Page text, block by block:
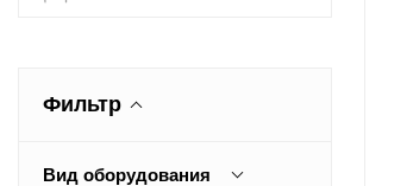
Фильтр
Вид оборудования